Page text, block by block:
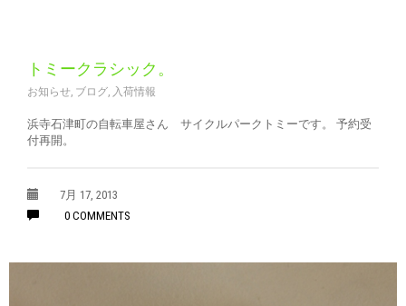
トミークラシック。
お知らせ, ブログ, 入荷情報
浜寺石津町の自転車屋さん サイクルパークトミーです。 予約受
付再開。
7月 17, 2013
0 COMMENTS